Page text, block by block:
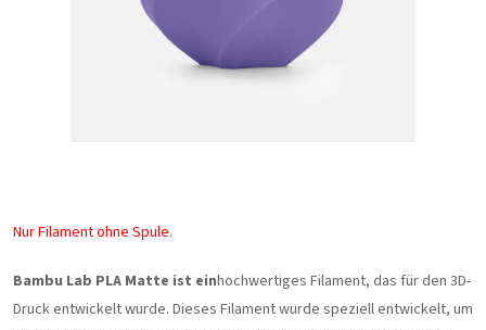
Nur Filament ohne Spule.
Bambu Lab PLA Matte ist einhochwertiges Filament, das für den 3D-
Druck entwickelt wurde. Dieses Filament wurde speziell entwickelt, um